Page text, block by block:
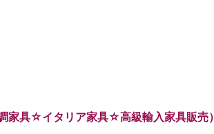
家具☆イタリア家具☆高級輸入家具販売）